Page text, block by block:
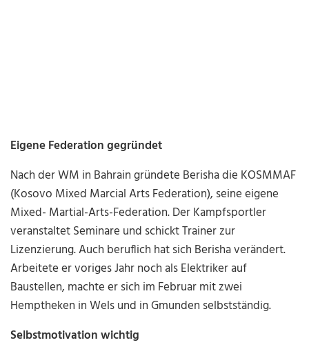
Eigene Federation gegründet
Nach der WM in Bahrain gründete Berisha die KOSMMAF
(Kosovo Mixed Marcial Arts Federation), seine eigene
Mixed- Martial-Arts-Federation. Der Kampfsportler
veranstaltet Seminare und schickt Trainer zur
Lizenzierung. Auch beruflich hat sich Berisha verändert.
Arbeitete er voriges Jahr noch als Elektriker auf
Baustellen, machte er sich im Februar mit zwei
Hemptheken in Wels und in Gmunden selbstständig.
Selbstmotivation wichtig